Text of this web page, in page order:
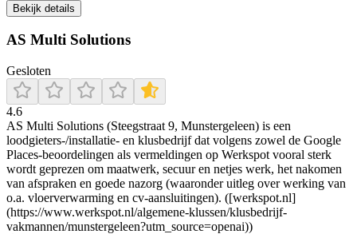
Bekijk details
AS Multi Solutions
Gesloten
4.6
AS Multi Solutions (Steegstraat 9, Munstergeleen) is een
loodgieters-/installatie- en klusbedrijf dat volgens zowel de Google
Places-beoordelingen als vermeldingen op Werkspot vooral sterk
wordt geprezen om maatwerk, secuur en netjes werk, het nakomen
van afspraken en goede nazorg (waaronder uitleg over werking van
o.a. vloerverwarming en cv-aansluitingen). ([werkspot.nl]
(https://www.werkspot.nl/algemene-klussen/klusbedrijf-
vakmannen/munstergeleen?utm_source=openai))